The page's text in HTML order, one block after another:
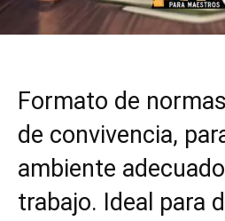
Formato de
de convivencia,
ambiente
trabajo. Ideal para